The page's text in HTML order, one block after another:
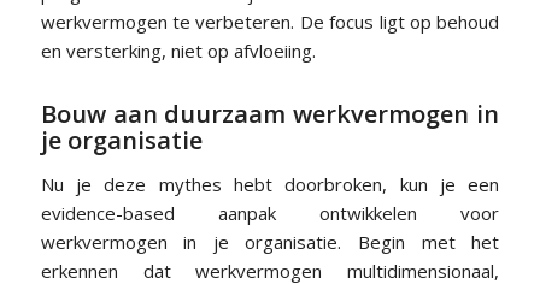
werkvermogen te verbeteren. De focus ligt op behoud
en versterking, niet op afvloeiing.
Bouw aan duurzaam werkvermogen in
je organisatie
Nu je deze mythes hebt doorbroken, kun je een
evidence-based aanpak ontwikkelen voor
werkvermogen in je organisatie. Begin met het
erkennen dat werkvermogen multidimensionaal,